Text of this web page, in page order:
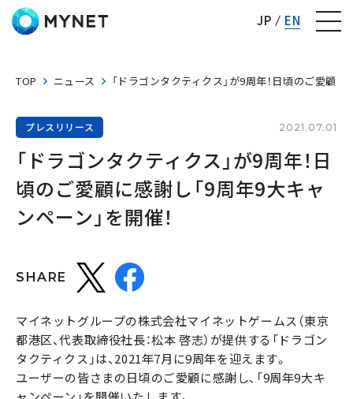
JP EN
TOP ニュース 「ドラゴンタクティクス」が9周年！日頃のご愛顧に
プレスリリース 2021.07.01
「ドラゴンタクティクス」が9周年！日
頃のご愛顧に感謝し「9周年9大キャ
ンペーン」を開催！
SHARE
マイネットグループの株式会社マイネットゲームス（東京
都港区、代表取締役社長：松本 啓志）が提供する「ドラゴン
タクティクス」は、2021年7月に9周年を迎えます。
ユーザーの皆さまの日頃のご愛顧に感謝し、「9周年9大キ